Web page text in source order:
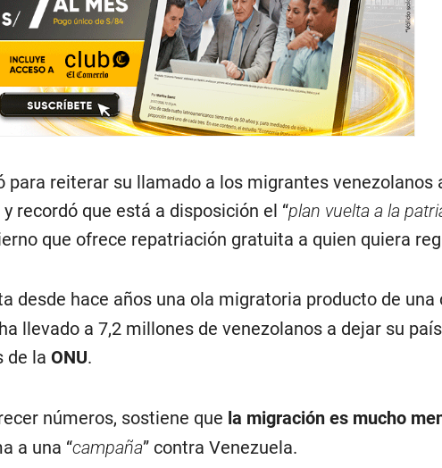
para reiterar su llamado a los migrantes venezolanos
recordó que está a disposición el “plan vuelta a la
que ofrece repatriación gratuita a quien quiera
desde hace años una ola migratoria producto de una
llevado a 7,2 millones de venezolanos a dejar su
de la ONU.
números, sostiene que la migración es mucho
a una “campaña” contra Venezuela.